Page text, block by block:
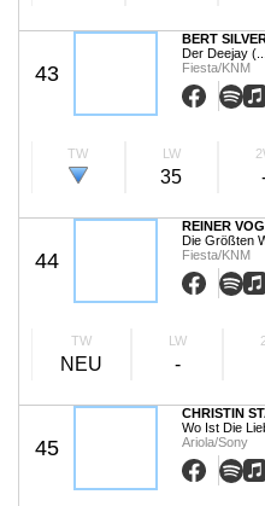
43
BERT
Der Deejay
Fiesta/KNM
TW LW
35
44
REINER
Die Größten
Fiesta/KNM
TW
NEU
LW
-
45
CHRISTIN
Wo Ist Die
Ariola/Sony